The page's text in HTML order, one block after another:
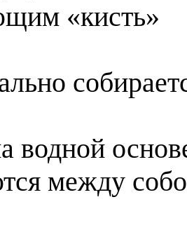
«кисть»
водной
между